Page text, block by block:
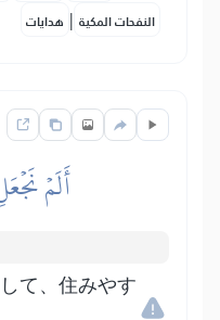
النفحات المكية | هدايات
أَلَمۡ
て、住みやす